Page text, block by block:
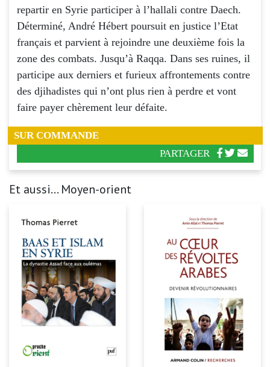
repartir en Syrie participer à l’hallali contre Daech.
Déterminé, André Hébert poursuit en justice l’Etat
français et parvient à rejoindre une deuxième fois la
zone des combats. Jusqu’à Raqqa. Dans ses ruines, il
participe aux derniers et furieux affrontements contre
des djihadistes qui n’ont plus rien à perdre et vont
faire payer chèrement leur défaite.
SUR COMMANDE
PARTAGER
Et aussi... Moyen-orient